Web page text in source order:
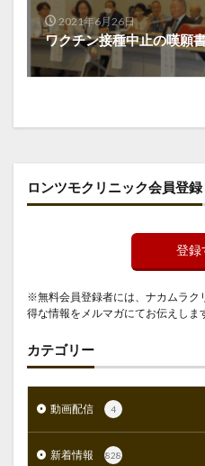
2021年6月26日
ワクチン接種中止の嘆願
ロンツモクリニック会員登録
登録
※無料会員登録者には、ナカムラク
得な情報をメルマガにてお伝えしま
カテゴリー
動画配信 4
新着情報 828